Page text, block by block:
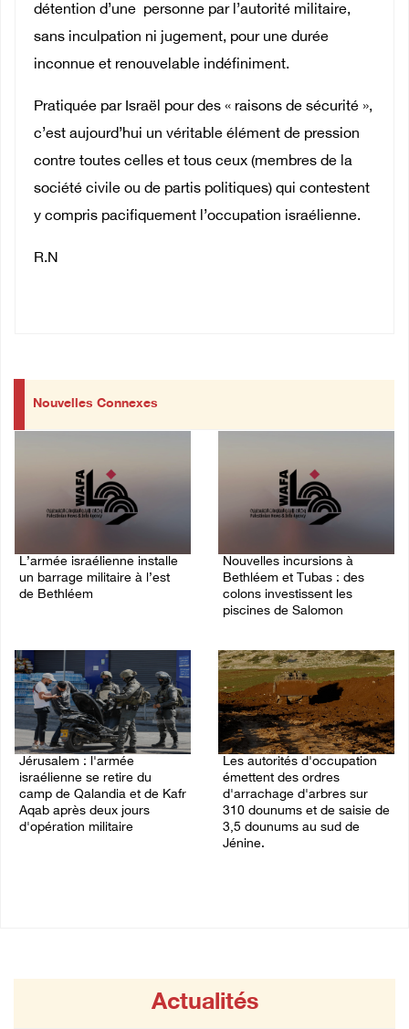
détention d’une personne par l’autorité militaire,
sans inculpation ni jugement, pour une durée
inconnue et renouvelable indéfiniment.
Pratiquée par Israël pour des « raisons de sécurité »,
c’est aujourd’hui un véritable élément de pression
contre toutes celles et tous ceux (membres de la
société civile ou de partis politiques) qui contestent
y compris pacifiquement l’occupation israélienne.
R.N
Nouvelles Connexes
L’armée israélienne installe
un barrage militaire à l’est
de Bethléem
Nouvelles incursions à
Bethléem et Tubas : des
colons investissent les
piscines de Salomon
Jérusalem : l'armée
israélienne se retire du
camp de Qalandia et de Kafr
Aqab après deux jours
d'opération militaire
Les autorités d'occupation
émettent des ordres
d'arrachage d'arbres sur
310 dounums et de saisie de
3,5 dounums au sud de
Jénine.
Actualités